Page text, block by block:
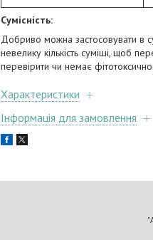
Сумісність:
Добриво можна застосовувати в
невелику кількість суміші, щоб
перевірити чи немає
Характеристики
Інформація для замовлення